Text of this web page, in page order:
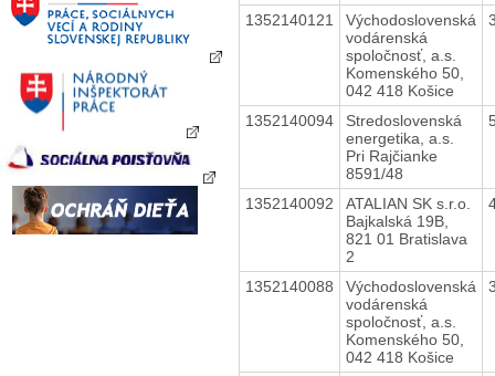
1352140121
Východoslovenská
vodárenská
spoločnosť, a.s.
Komenského 50,
042 418 Košice
1352140094
Stredoslovenská
energetika, a.s.
Pri Rajčianke
8591/48
1352140092
ATALIAN SK s.r.o.
Bajkalská 19B,
821 01 Bratislava
2
1352140088
Východoslovenská
vodárenská
spoločnosť, a.s.
Komenského 50,
042 418 Košice